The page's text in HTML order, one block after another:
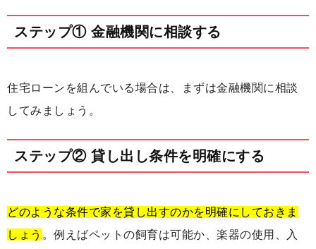
ステップ① 金融機関に相談する
住宅ローンを組んでいる場合は、まずは金融機関に相談
してみましょう。
ステップ② 貸し出し条件を明確にする
どのような条件で家を貸し出すのかを明確にしておきま
しょう 。例えばペットの飼育は可能か、楽器の使用、入